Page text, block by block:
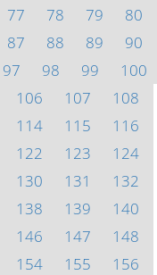
77 78 79
80
87 88 89
90
97 98 99
100
106 107
108
114 115
116
122 123
124
130 131
132
138 139
140
146 147
148
154 155
156